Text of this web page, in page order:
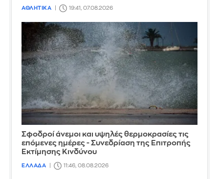
ΑΘΛΗΤΙΚΑ 19:41, 07.08.2026
Σφοδροί άνεμοι και υψηλές θερμοκρασίες τις
επόμενες ημέρες - Συνεδρίαση της Επιτροπής
Εκτίμησης Κινδύνου
ΕΛΛΑΔΑ 11:46, 08.08.2026